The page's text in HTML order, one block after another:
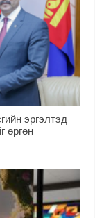
эргэлтэд
өргөн